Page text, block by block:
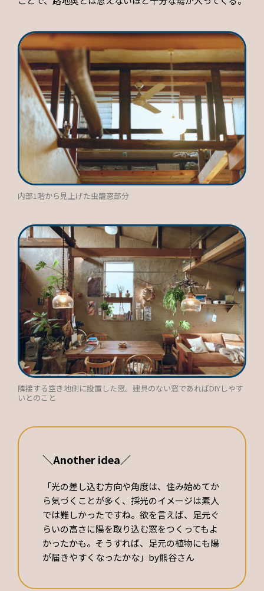
内部1階から見上げた虫籠窓部分
隣接する空き地側に設置した窓。建具のない窓であればDIYしやす
いとのこと
＼Another idea／
「光の差し込む方向や角度は、住み始めてか
ら気づくことが多く、採光のイメージは素人
では難しかったですね。欲を言えば、足元ぐ
らいの高さに陽を取り込む窓をつくってもよ
かったかも。そうすれば、足元の植物にも陽
が届きやすくなったかな」by熊谷さん